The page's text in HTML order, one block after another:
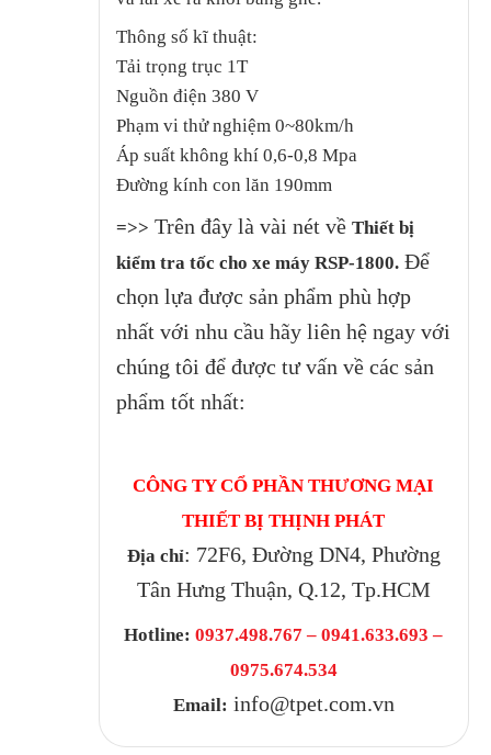
Thông số kĩ thuật:
Tải trọng trục 1T
Nguồn điện 380 V
Phạm vi thử nghiệm 0~80km/h
Áp suất không khí 0,6-0,8 Mpa
Đường kính con lăn 190mm
=>> Trên đây là vài nét về Thiết bị
kiểm tra tốc cho xe máy RSP-1800.Để
chọn lựa được sản phẩm phù hợp
nhất với nhu cầu hãy liên hệ ngay với
chúng tôi để được tư vấn về các sản
phẩm tốt nhất:
CÔNG TY CỔ PHẦN THƯƠNG MẠI
THIẾT BỊ THỊNH PHÁT
Địa chỉ: 72F6, Đường DN4, Phường
Tân Hưng Thuận, Q.12, Tp.HCM
Hotline: 0937.498.767 – 0941.633.693 –
0975.674.534
Email: info@tpet.com.vn